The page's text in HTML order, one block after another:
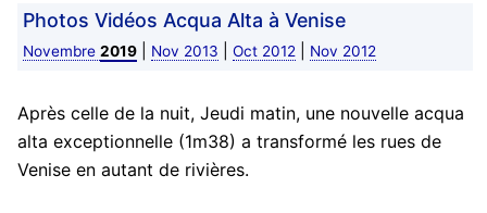
Photos Vidéos Acqua Alta à Venise
Novembre 2019| Nov 2013 Oct 2012 Nov 2012
Après celle de la nuit, Jeudi matin, une nouvelle acqua
alta exceptionnelle (1m38) a transformé les rues de
Venise en autant de rivières.